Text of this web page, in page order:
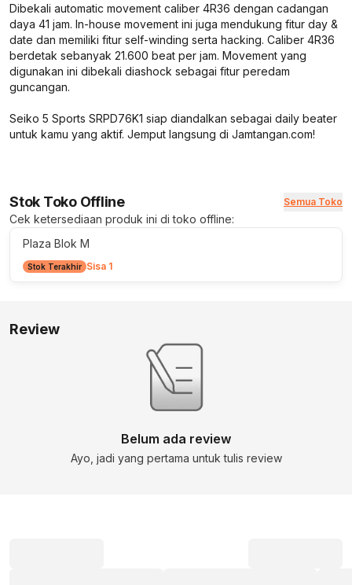
Dibekali automatic movement caliber 4R36 dengan cadangan
daya 41 jam. In-house movement ini juga mendukung fitur day &
date dan memiliki fitur self-winding serta hacking. Caliber 4R36
berdetak sebanyak 21.600 beat per jam. Movement yang
digunakan ini dibekali diashock sebagai fitur peredam
guncangan.
Seiko 5 Sports SRPD76K1 siap diandalkan sebagai daily beater
untuk kamu yang aktif. Jemput langsung di Jamtangan.com!
Stok Toko Offline Semua Toko
Cek ketersediaan produk ini di toko offline:
Plaza Blok M
Stok Terakhir Sisa 1
Review
Belum ada review
Ayo, jadi yang pertama untuk tulis review